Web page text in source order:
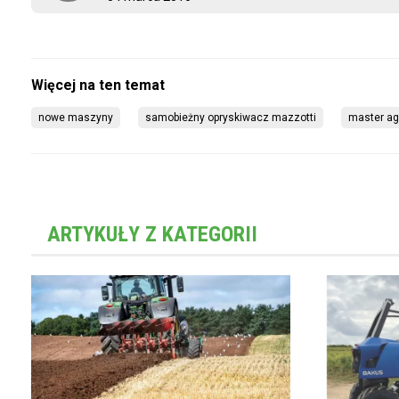
nowe maszyny samobieżny opryskiwacz mazzotti master
ARTYKUŁY Z KATEGORII